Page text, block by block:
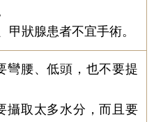
甲狀腺患者不宜手術。
彎腰、低頭，也不要提
攝取太多水分，而且要